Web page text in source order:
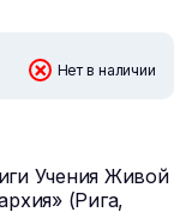
Нет в наличии
Учения Живой
(Рига,